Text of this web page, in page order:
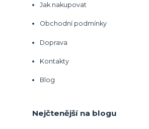
Jak nakupovat
Obchodní podmínky
Doprava
Kontakty
Blog
Nejčtenější na blogu